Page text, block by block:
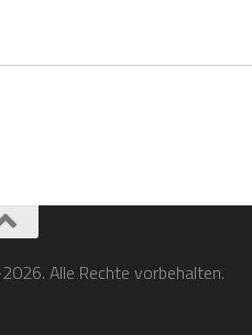
Alle Rechte vorbehalten.